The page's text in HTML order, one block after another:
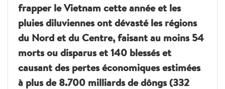
frapper le Vietnam cette année et les
pluies diluviennes ont dévasté les régions
du Nord et du Centre, faisant au moins 54
morts ou disparus et 140 blessés et
causant des pertes économiques estimées
à plus de 8.700 milliards de dôngs (332